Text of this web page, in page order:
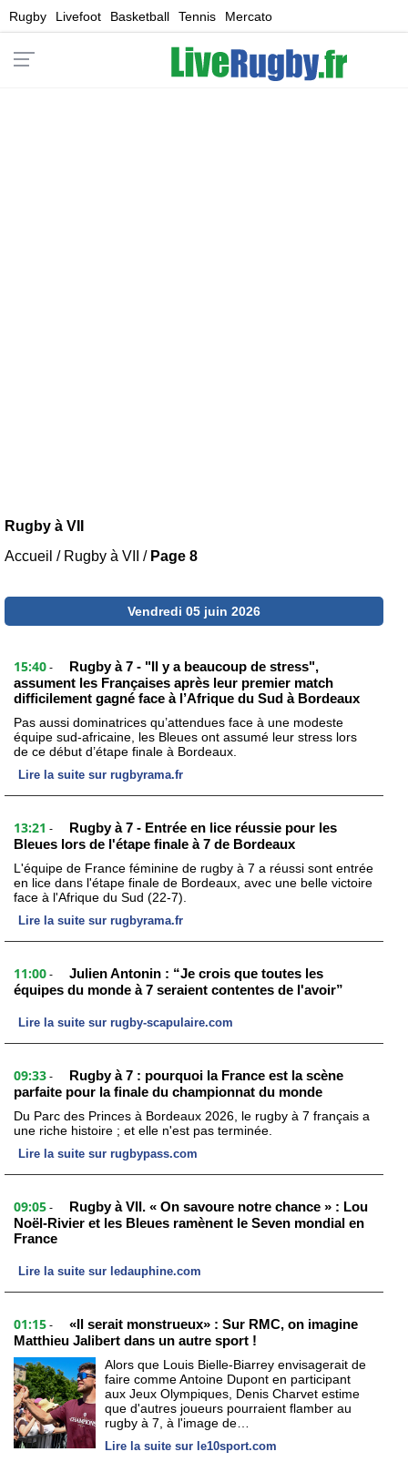
Rugby Livefoot Basketball Tennis Mercato
Rugby à VII
Accueil / Rugby à VII / Page 8
Vendredi 05 juin 2026
15:40 -
Rugby à 7 - "Il y a beaucoup de stress",
assument les Françaises après leur premier match
difficilement gagné face à l’Afrique du Sud à Bordeaux
Pas aussi dominatrices qu’attendues face à une modeste
équipe sud-africaine, les Bleues ont assumé leur stress lors
de ce début d’étape finale à Bordeaux.
Lire la suite sur rugbyrama.fr
13:21 -
Rugby à 7 - Entrée en lice réussie pour les
Bleues lors de l'étape finale à 7 de Bordeaux
L'équipe de France féminine de rugby à 7 a réussi sont entrée
en lice dans l'étape finale de Bordeaux, avec une belle victoire
face à l'Afrique du Sud (22-7).
Lire la suite sur rugbyrama.fr
11:00 -
Julien Antonin : “Je crois que toutes les
équipes du monde à 7 seraient contentes de l'avoir”
Lire la suite sur rugby-scapulaire.com
09:33 -
Rugby à 7 : pourquoi la France est la scène
parfaite pour la finale du championnat du monde
Du Parc des Princes à Bordeaux 2026, le rugby à 7 français a
une riche histoire ; et elle n'est pas terminée.
Lire la suite sur rugbypass.com
09:05 -
Rugby à VII. « On savoure notre chance » : Lou
Noël-Rivier et les Bleues ramènent le Seven mondial en
France
Lire la suite sur ledauphine.com
01:15 -
«Il serait monstrueux» : Sur RMC, on imagine
Matthieu Jalibert dans un autre sport !
Alors que Louis Bielle-Biarrey envisagerait de
faire comme Antoine Dupont en participant
aux Jeux Olympiques, Denis Charvet estime
que d'autres joueurs pourraient flamber au
rugby à 7, à l'image de…
Lire la suite sur le10sport.com